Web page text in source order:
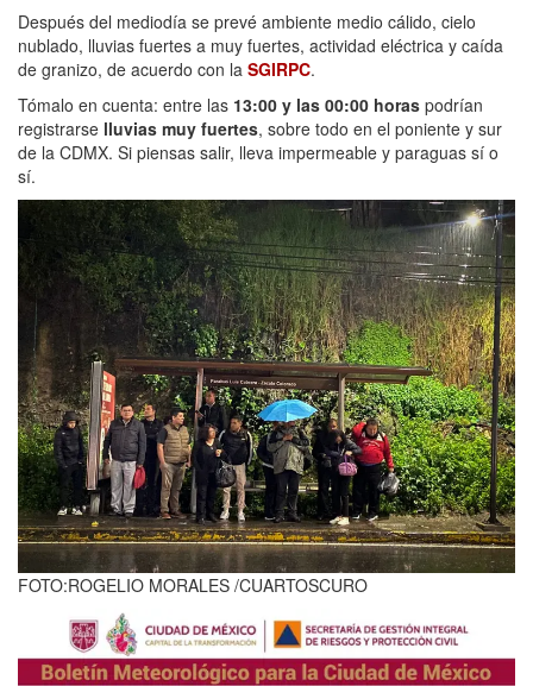
Después del mediodía se prevé ambiente medio cálido, cielo
nublado, lluvias fuertes a muy fuertes, actividad eléctrica y caída
de granizo, de acuerdo con la SGIRPC.
Tómalo en cuenta: entre las 13:00 y las 00:00 horas podrían
registrarse lluvias muy fuertes, sobre todo en el poniente y sur
de la CDMX. Si piensas salir, lleva impermeable y paraguas sí o
sí.
FOTO:ROGELIO MORALES /CUARTOSCURO